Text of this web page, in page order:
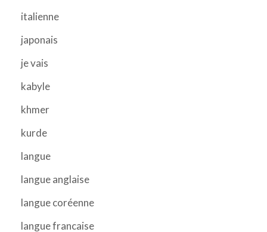
italienne
japonais
je vais
kabyle
khmer
kurde
langue
langue anglaise
langue coréenne
langue francaise